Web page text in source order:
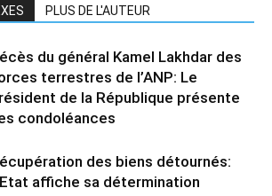
PLUS DE L'AUTEUR
du général Kamel Lakhdar des
terrestres de l’ANP: Le
de la République présente
condoléances
des biens détournés:
affiche sa détermination